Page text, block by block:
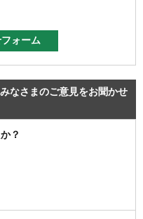
なさまのご意見をお聞かせ
？